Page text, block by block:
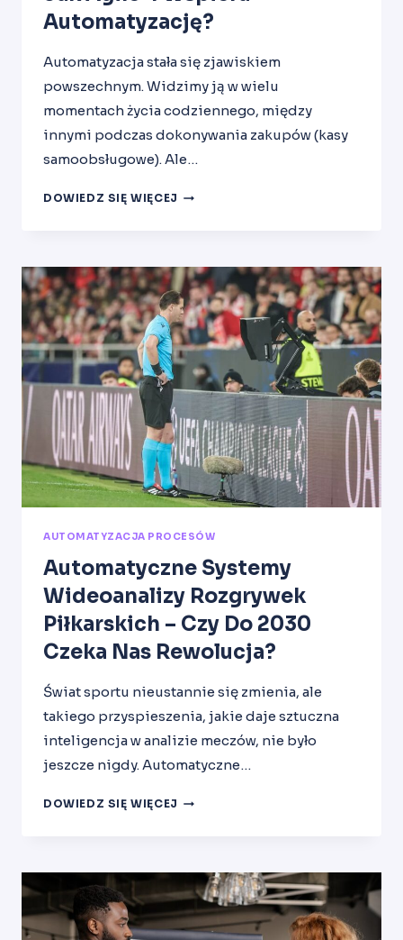
Automatyzację?
Automatyzacja stała się zjawiskiem
powszechnym. Widzimy ją w wielu
momentach życia codziennego, między
innymi podczas dokonywania zakupów (kasy
samoobsługowe). Ale…
DOWIEDZ SIĘ WIĘCEJ ZAGROŻENIA
Z
AUTOMATYZACJĄ.
JAK
AGILE
4
WSPIERA
AUTOMATYZACJĘ?
AUTOMATYZACJA PROCESÓW
Automatyczne Systemy
Wideoanalizy Rozgrywek
Piłkarskich – Czy Do 2030
Czeka Nas Rewolucja?
Świat sportu nieustannie się zmienia, ale
takiego przyspieszenia, jakie daje sztuczna
inteligencja w analizie meczów, nie było
jeszcze nigdy. Automatyczne…
DOWIEDZ SIĘ WIĘCEJ AUTOMATYCZNE
PIŁKARSKICH
–
CZY
DO